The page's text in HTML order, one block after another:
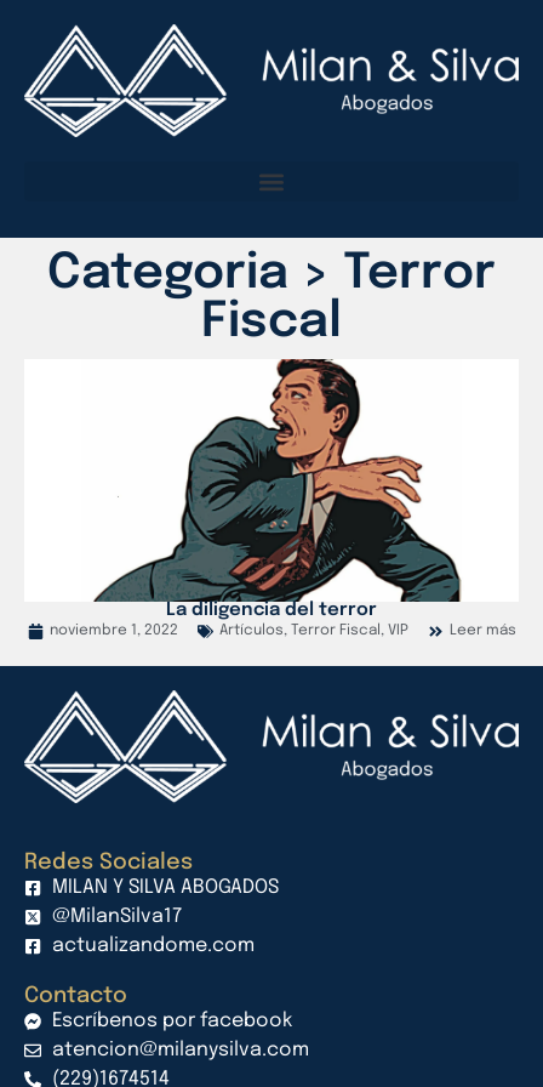
Categoria > Terror
Fiscal
La diligencia del terror
noviembre 1, 2022 Artículos, Terror Fiscal , VIP Leer más
Redes Sociales
MILAN Y SILVA ABOGADOS
@MilanSilva17
actualizandome.com
Contacto
Escríbenos por facebook
atencion@milanysilva.com
(229)1674514